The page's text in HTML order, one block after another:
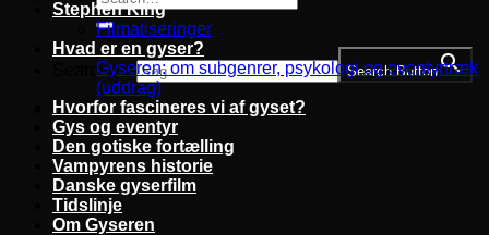
Search for: Search Button
Stephen King
Filmatiseringer
Hvad er en gyser?
Gyseren: om subgenrer, psykologi og eventyrtræk
(uddrag)
Hvorfor fascineres vi af gyset?
Gys og eventyr
Den gotiske fortælling
Vampyrens historie
Danske gyserfilm
Tidslinje
Om Gyseren